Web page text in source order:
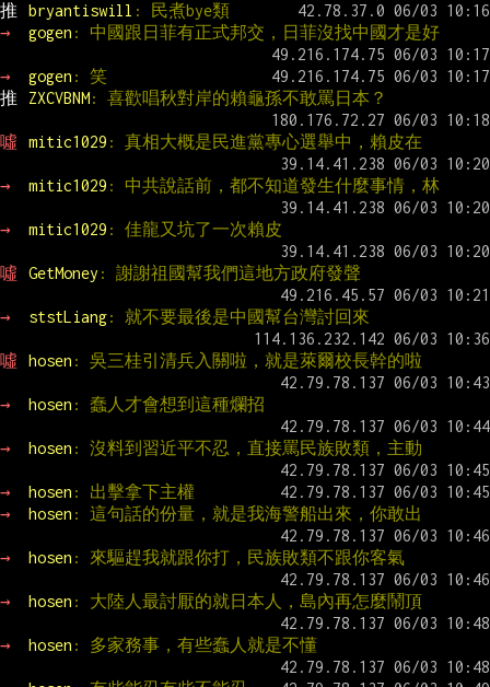
推 bryantiswill : 民煮bye類
→
gogen : 中國跟日菲有正式邦交，日菲沒找中國才是好
→ gogen : 笑
推
ZXCVBNM: 喜歡唱秋對岸的賴龜孫不敢罵日本？
噓 mitic1029 : 真相大概是民進黨專心選舉中，賴皮在
→ mitic1029 : 中共說話前，都不知道發生什麼事情，林
→ mitic1029 : 佳龍又坑了一次賴皮
噓 GetMoney : 謝謝祖國幫我們這地方政府發聲
→ ststLiang: 就不要最後是中國幫台灣討回來
噓 hosen : 吳三桂引清兵入關啦，就是萊爾校長幹的啦
→ hosen : 蠢人才會想到這種爛招
→ hosen : 沒料到習近平不忍，直接罵民族敗類，主動
→ hosen : 出擊拿下主權
→
hosen : 這句話的份量，就是我海警船出來，你敢出
→ hosen : 來驅趕我就跟你打，民族敗類不跟你客氣
→ hosen : 大陸人最討厭的就日本人，島內再怎麼鬧頂
→ hosen : 多家務事，有些蠢人就是不懂